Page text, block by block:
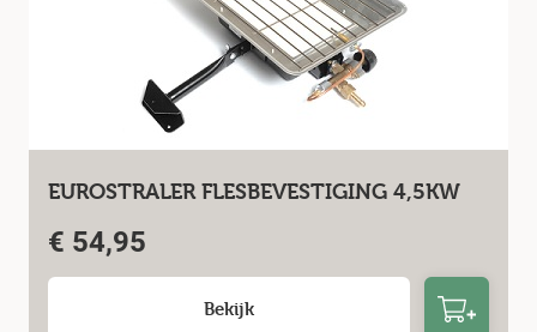
EUROSTRALER FLESBEVESTIGING 4,5KW
€ 54,95
Bekijk